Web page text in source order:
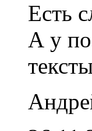
Есть
А у